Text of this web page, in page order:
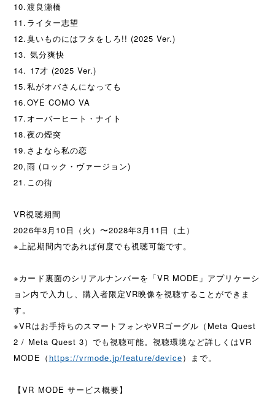
10.渡良瀬橋
11.ライター志望
12.臭いものにはフタをしろ!! (2025 Ver.)
13. 気分爽快
14. 17才 (2025 Ver.)
15.私がオバさんになっても
16.OYE COMO VA
17.オーバーヒート・ナイト
18.夜の煙突
19.さよなら私の恋
20,雨 (ロック・ヴァージョン)
21.この街
VR視聴期間
2026年3月10日（火）〜2028年3月11日（土）
※上記期間内であれば何度でも視聴可能です。
※カード裏面のシリアルナンバーを「VR MODE」アプリケーシ
ョン内で入力し、購入者限定VR映像を視聴することができま
す。
※VRはお手持ちのスマートフォンやVRゴーグル（Meta Quest
2 / Meta Quest 3）でも視聴可能。視聴環境など詳しくはVR
MODE（ https://vrmode.jp/feature/device）まで。
【VR MODE サービス概要】